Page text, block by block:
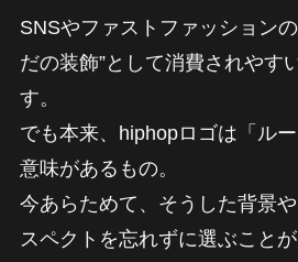
SNSやファストファッション
だの装飾”として消費されやす
す。
でも本来、hiphopロゴは「ル
意味があるもの。
今あらためて、そうした背景
スペクトを忘れずに選ぶこと